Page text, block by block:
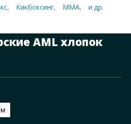
Кикбоксинг ММА и др.
AML хлопок